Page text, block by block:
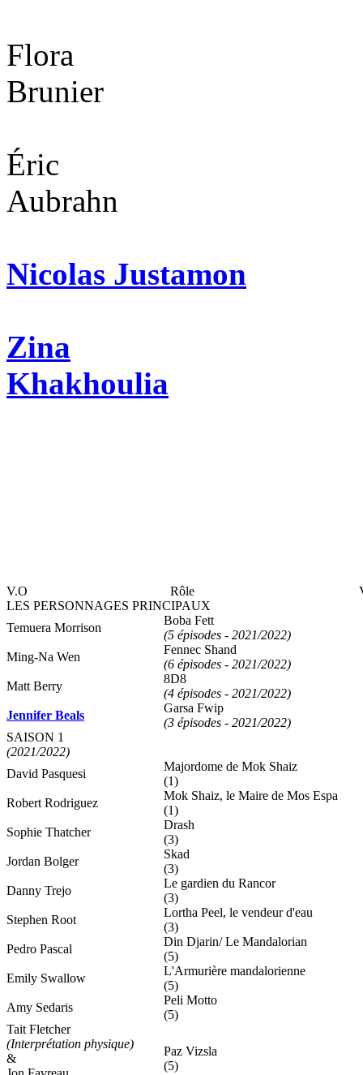
Flora
Brunier
Éric
Aubrahn
Nicolas Justamon
Zina
Khakhoulia
V.O Rôle
LES PERSONNAGES PRINCIPAUX
Temuera Morrison
Boba Fett
(5 épisodes - 2021/2022)
Ming-Na Wen
Fennec Shand
(6 épisodes - 2021/2022)
Matt Berry
8D8
(4 épisodes - 2021/2022)
Jennifer Beals
Garsa Fwip
(3 épisodes - 2021/2022)
SAISON 1
(2021/2022)
David Pasquesi
Majordome de Mok Shaiz
(1)
Robert Rodriguez
Mok Shaiz, le Maire de Mos Espa
(1)
Sophie Thatcher
Drash
(3)
Jordan Bolger
Skad
(3)
Danny Trejo
Le gardien du Rancor
(3)
Stephen Root
Lortha Peel, le vendeur d'eau
(3)
Pedro Pascal
Din Djarin/ Le Mandalorian
(5)
Emily Swallow
L'Armurière mandalorienne
(5)
Amy Sedaris
Peli Motto
(5)
Tait Fletcher
(Interprétation physique)
&
Paz Vizsla
(5)